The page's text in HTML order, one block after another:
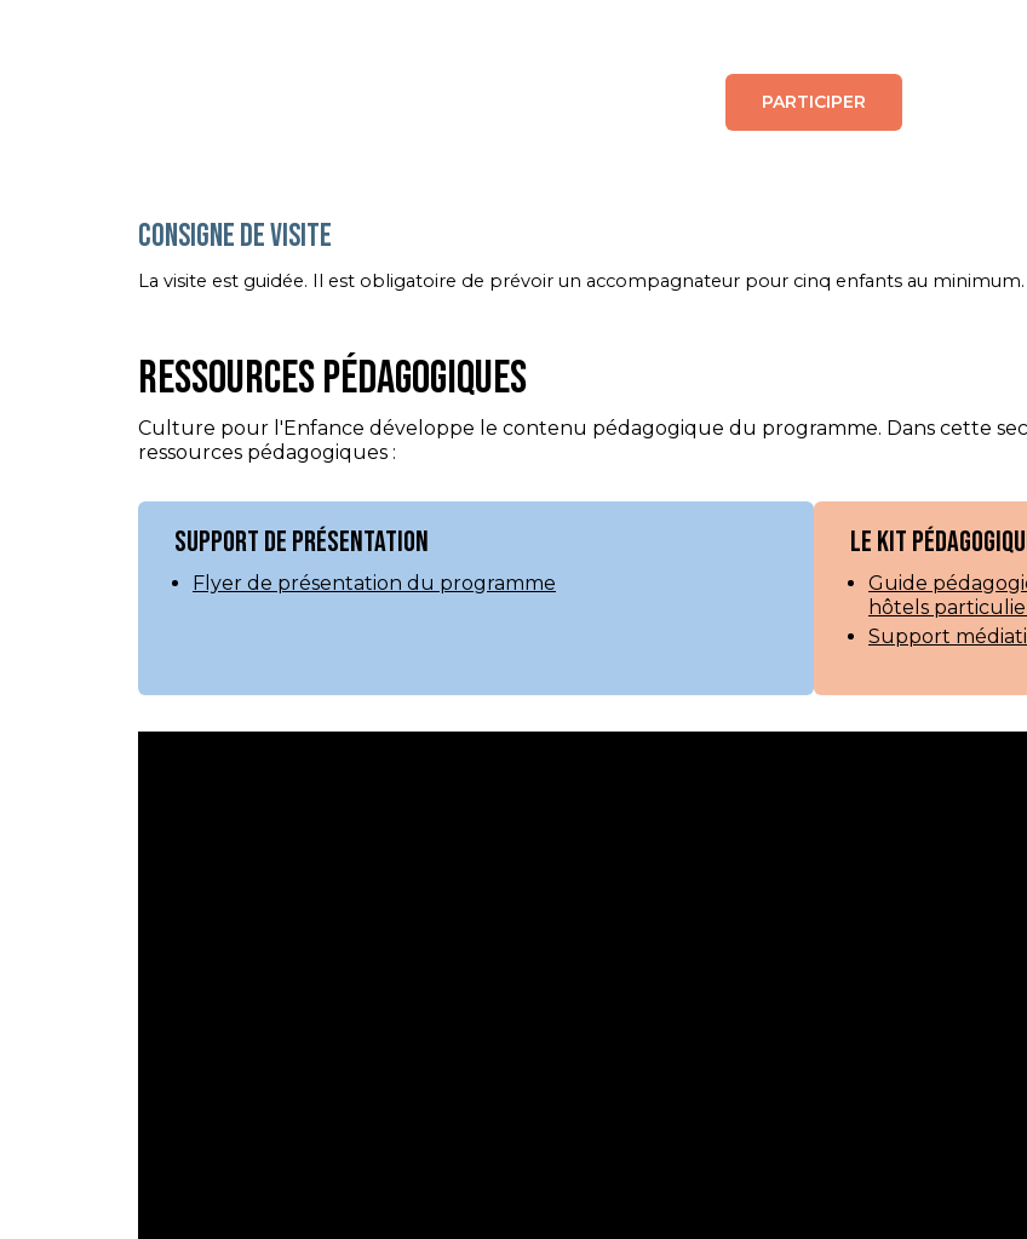
PARTICIPER
Consigne de visite
La visite est guidée. Il est obligatoire de prévoir un accompagnateur pour cinq enfants au minimum.
Ressources pédagogiques
Culture pour l'Enfance développe le contenu pédagogique du programme. Dans cette
ressources pédagogiques :
Support de présentation
Flyer de présentation du programme
Le kit
Guide
hôtels
Support